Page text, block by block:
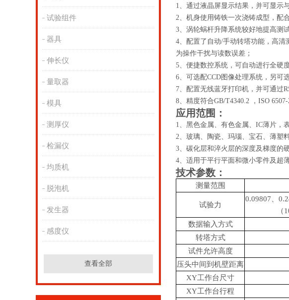
试验组件
器具
伸长仪
量取器
模具
测厚仪
检漏仪
均质机
脱泡机
发生器
感度仪
查看全部
1、通过液晶屏显示结果，并可显示
2、机身使用铸铁一次浇铸成型，配
3、涡轮蜗杆升降系统较好地提高测
4、配置了自动/手动转塔功能，高
为操作干扰与读数误差；
5、便捷数控系统，可自动进行全硬
6、可选配CCD图像处理系统，另可
7、配置无线蓝牙打印机，并可通过
8、精度符合GB/T4340.2 ，ISO 6507-
应用范围：
1、黑色金属、有色金属、IC薄片，
2、玻璃、陶瓷、玛瑙、宝石、薄塑
3、碳化层和淬火层的深度及梯度的
4、适用于平行平面和微小零件及超
技术参数：
测量范围
试验力
0.09807、
（
数据输入方式
转塔方式
试件允许高度
压头中间到机壁距离
XY工作台尺寸
XY工作台行程